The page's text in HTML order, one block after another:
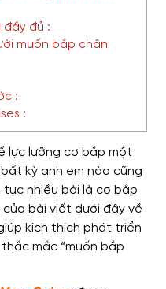
đầy đủ :
muốn bắp chân
:
:
lực lưỡng cơ bắp một
kỳ anh em nào cũng
tục nhiều bài là cơ bắp
của bài viết dưới đây về
kích thích phát triển
thắc mắc “muốn bắp